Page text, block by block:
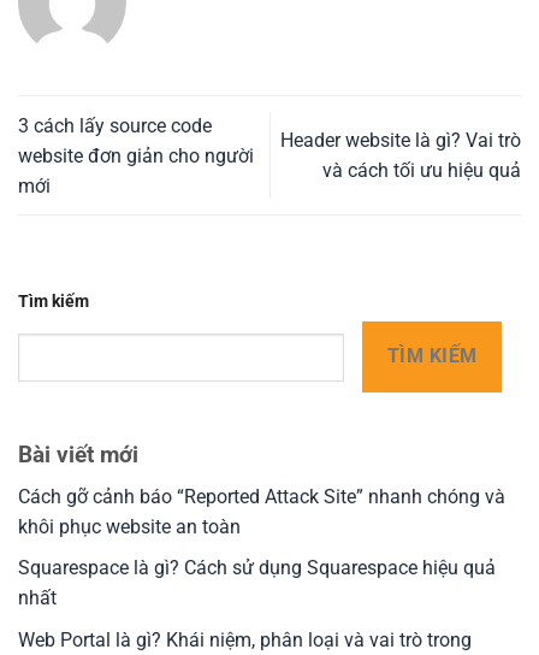
3 cách lấy source code
website đơn giản cho người
mới
Header website là gì? Vai trò
và cách tối ưu hiệu quả
Tìm kiếm
TÌM KIẾM
Bài viết mới
Cách gỡ cảnh báo “Reported Attack Site” nhanh chóng và
khôi phục website an toàn
Squarespace là gì? Cách sử dụng Squarespace hiệu quả
nhất
Web Portal là gì? Khái niệm, phân loại và vai trò trong